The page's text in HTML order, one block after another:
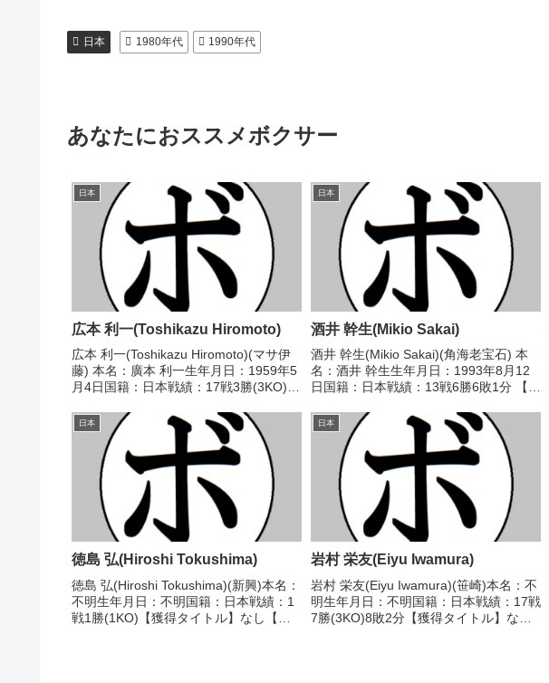
日本 1980年代 1990年代
あなたにおススメボクサー
日本
広本 利一(Toshikazu Hiromoto)
広本 利一(Toshikazu Hiromoto)(マサ伊
藤) 本名：廣本 利一生年月日：1959年5
月4日国籍：日本戦績：17戦3勝(3KO)12
1983/08/30 ○2RKO 二神 順一(新日本
サ...
日本
酒井 幹生(Mikio Sakai)
酒井 幹生(Mikio Sakai)(角海老宝石) 本
名：酒井 幹生生年月日：1993年8月12
日国籍：日本戦績：13戦6勝6敗1分 【獲
ドル級優勝(アマチュア)2011年度国体少
年の部ミドル級優勝(ア...
日本
徳島 弘(Hiroshi Tokushima)
徳島 弘(Hiroshi Tokushima)(新興)本名：
不明生年月日：不明国籍：日本戦績：1
戦1勝(1KO)【獲得タイトル】なし【戦
日本
岩村 栄友(Eiyu Iwamura)
岩村 栄友(Eiyu Iwamura)(笹崎)本名：不
明生年月日：不明国籍：日本戦績：17戦
7勝(3KO)8敗2分【獲得タイトル】なし